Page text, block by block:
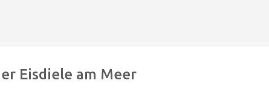
Eisdiele am Meer